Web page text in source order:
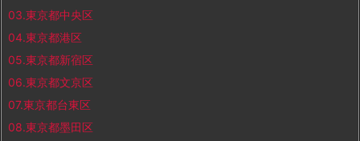
03.東京都中央区
04.東京都港区
05.東京都新宿区
06.東京都文京区
07.東京都台東区
08.東京都墨田区